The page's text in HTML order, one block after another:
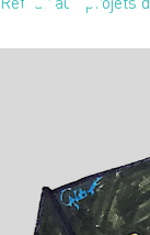
DE
ST-